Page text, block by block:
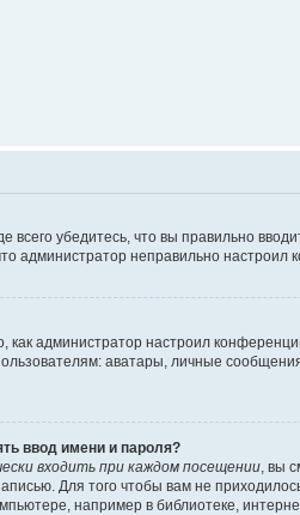
всего убедитесь, что вы правильно
администратор неправильно
как администратор настроил
аватары, личные
ввод имени и пароля?
входить при каждом посещении, вы
Для того чтобы вам не
например в библиотеке,